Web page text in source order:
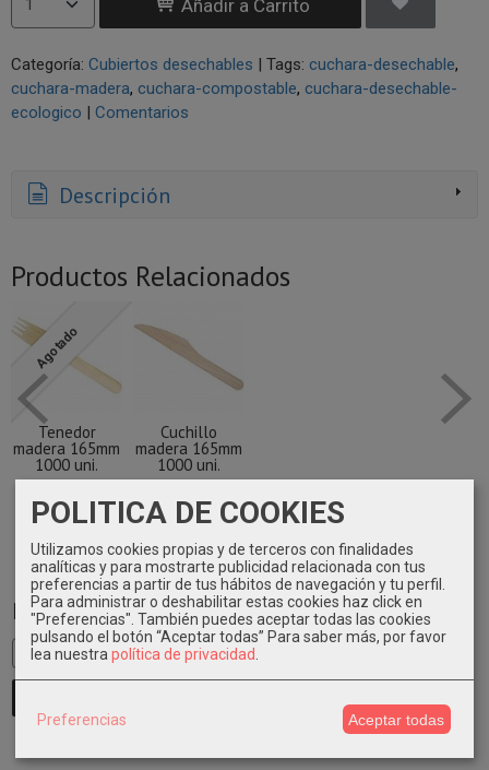
Marcas
Añadir a Carrito
Categoría: Cubiertos desechables | Tags: cuchara-desechable
cuchara-madera cuchara-compostable cuchara-desechable-
ecologico | Comentarios
Descripción
Productos Relacionados
Agotado
Tenedor
madera 165mm
1000 uni.
39,08 €
Cuchillo
madera 165mm
1000 uni.
32,62 €
POLITICA DE COOKIES
Utilizamos cookies propias y de terceros con finalidades
analíticas y para mostrarte publicidad relacionada con tus
preferencias a partir de tus hábitos de navegación y tu perfil.
Para administrar o deshabilitar estas cookies haz click en
"Preferencias". También puedes aceptar todas las cookies
pulsando el botón “Aceptar todas” Para saber más, por favor
lea nuestrapolítica de privacidad.
Preferencias Aceptar todas